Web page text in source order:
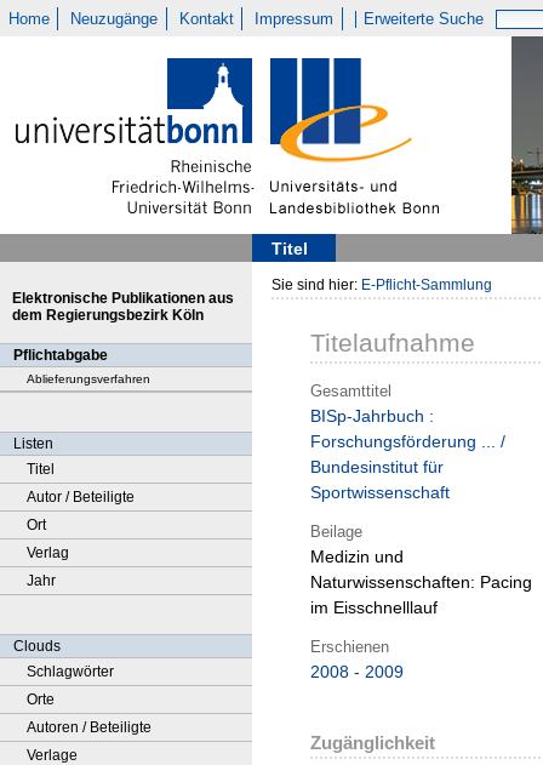
Home Neuzugänge Kontakt Impressum Erweiterte Suche
Titel
Elektronische Publikationen aus
dem Regierungsbezirk Köln
Pflichtabgabe
Ablieferungsverfahren
Listen
Titel
Autor / Beteiligte
Ort
Verlag
Jahr
Clouds
Schlagwörter
Orte
Autoren / Beteiligte
Verlage
Sie sind hier: E-Pflicht-Sammlung
Titelaufnahme
Gesamttitel
BISp-Jahrbuch :
Forschungsförderung ... /
Bundesinstitut für
Sportwissenschaft
Beilage
Medizin und
Naturwissenschaften: Pacing
im Eisschnelllauf
Erschienen
2008 - 2009
Zugänglichkeit